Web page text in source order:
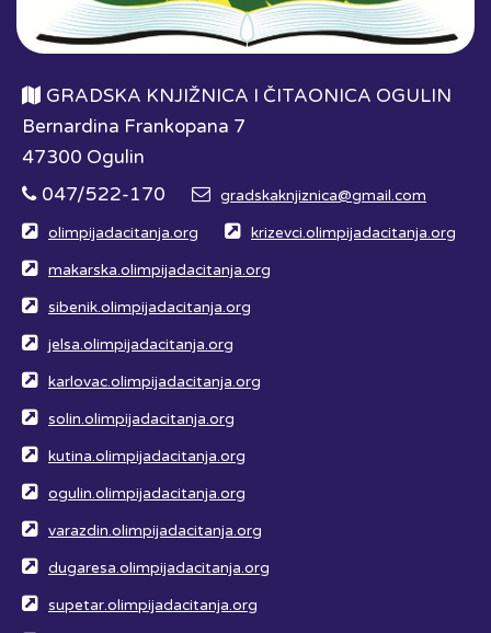
GRADSKA KNJIŽNICA I ČITAONICA OGULIN
Bernardina Frankopana 7
47300 Ogulin
047/522-170
gradskaknjiznica@gmail.com
olimpijadacitanja.org krizevci.olimpijadacitanja.org
makarska.olimpijadacitanja.org
sibenik.olimpijadacitanja.org
jelsa.olimpijadacitanja.org
karlovac.olimpijadacitanja.org
solin.olimpijadacitanja.org
kutina.olimpijadacitanja.org
ogulin.olimpijadacitanja.org
varazdin.olimpijadacitanja.org
dugaresa.olimpijadacitanja.org
supetar.olimpijadacitanja.org